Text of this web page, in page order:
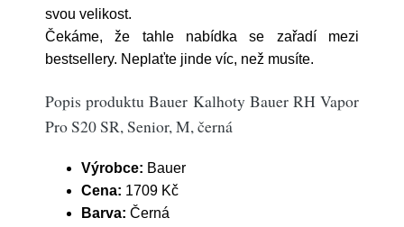
svou velikost.
Čekáme, že tahle nabídka se zařadí mezi
bestsellery. Neplaťte jinde víc, než musíte.
Popis produktu Bauer Kalhoty Bauer RH Vapor
Pro S20 SR, Senior, M, černá
Výrobce: Bauer
Cena: 1709 Kč
Barva: Černá